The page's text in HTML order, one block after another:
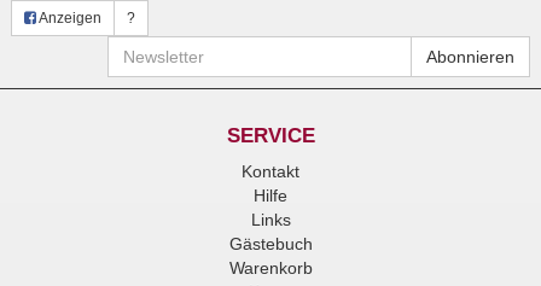
Anzeigen ?
Newsletter Abonnieren
SERVICE
Kontakt
Hilfe
Links
Gästebuch
Warenkorb